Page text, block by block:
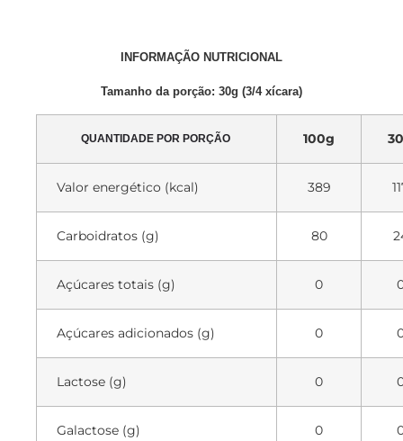
INFORMAÇÃO NUTRICIONAL
Tamanho da porção: 30g (3/4 xícara)
QUANTIDADE POR PORÇÃO 100g
Valor energético (kcal) 389
Carboidratos (g) 80
Açúcares totais (g) 0
Açúcares adicionados (g) 0
Lactose (g) 0
Galactose (g) 0